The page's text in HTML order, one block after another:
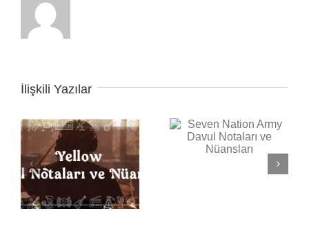
İlişkili Yazılar
Seven Nation Army
Davul Notaları ve
Nüansları
Back in Black Davul